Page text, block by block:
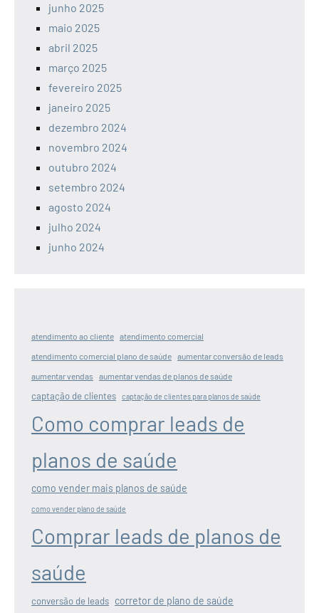
junho 2025
maio 2025
abril 2025
março 2025
fevereiro 2025
janeiro 2025
dezembro 2024
novembro 2024
outubro 2024
setembro 2024
agosto 2024
julho 2024
junho 2024
atendimento ao cliente atendimento comercial
atendimento comercial plano de saúde aumentar conversão de leads
aumentar vendas
aumentar vendas de planos de saúde
captação de clientes captação de clientes para planos de saúde
Como comprar leads de
planos de saúde
como vender mais planos de saúde
como vender plano de saúde
Comprar leads de planos de
saúde
conversão de leads corretor de plano de saúde